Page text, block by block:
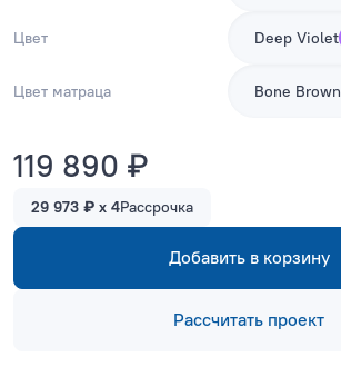
Цвет Deep Violet
Цвет матраца Bone Brown
119 890 ₽
29 973 ₽ x 4Рассрочка
Добавить в корзину
Рассчитать проект